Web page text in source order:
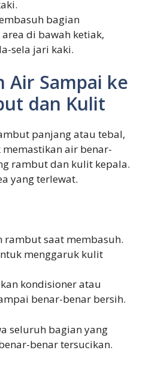
bagian
di bawah ketiak,
sela jari kaki.
Air Sampai ke
dan Kulit
panjang atau tebal,
air benar-
rambut dan kulit kepala.
yang terlewat.
rambut saat membasuh.
menggaruk kulit
kondisioner atau
benar-benar bersih.
seluruh bagian yang
benar tersucikan.